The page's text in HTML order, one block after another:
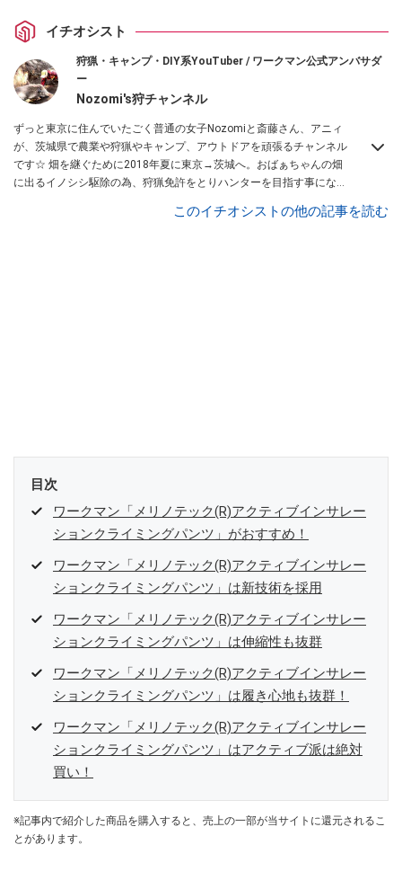
イチオシスト
狩猟・キャンプ・DIY系YouTuber / ワークマン公式アンバサダ
ー
Nozomi's狩チャンネル
ずっと東京に住んでいたごく普通の女子Nozomiと斎藤さん、アニィ
が、茨城県で農業や狩猟やキャンプ、アウトドアを頑張るチャンネル
です☆ 畑を継ぐために2018年夏に東京→茨城へ。おばぁちゃんの畑
に出るイノシシ駆除の為、狩猟免許をとりハンターを目指す事になり
る”トロフィー・ハンティング”をする気はありません。おばあちゃん
このイチオシストの他の記事を読む
目次
ワークマン「メリノテック(R)アクティブインサレー
ションクライミングパンツ」がおすすめ！
ワークマン「メリノテック(R)アクティブインサレー
ションクライミングパンツ」は新技術を採用
ワークマン「メリノテック(R)アクティブインサレー
ションクライミングパンツ」は伸縮性も抜群
ワークマン「メリノテック(R)アクティブインサレー
ションクライミングパンツ」は履き心地も抜群！
ワークマン「メリノテック(R)アクティブインサレー
ションクライミングパンツ」はアクティブ派は絶対
買い！
※記事内で紹介した商品を購入すると、売上の一部が当サイトに還元されるこ
とがあります。